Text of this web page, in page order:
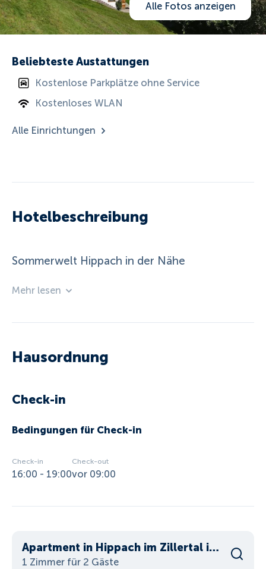
Alle Fotos anzeigen
Beliebteste Austattungen
Kostenlose Parkplätze ohne Service
Kostenloses WLAN
Alle Einrichtungen
Hotelbeschreibung
Sommerwelt Hippach in der Nähe
Mehr lesen
Hausordnung
Check-in
Bedingungen für Check-in
Check-in
16:00 - 19:00
Check-out
vor 09:00
Apartment in Hippach im Zillertal in the Mountains
1 Zimmer für 2 Gäste